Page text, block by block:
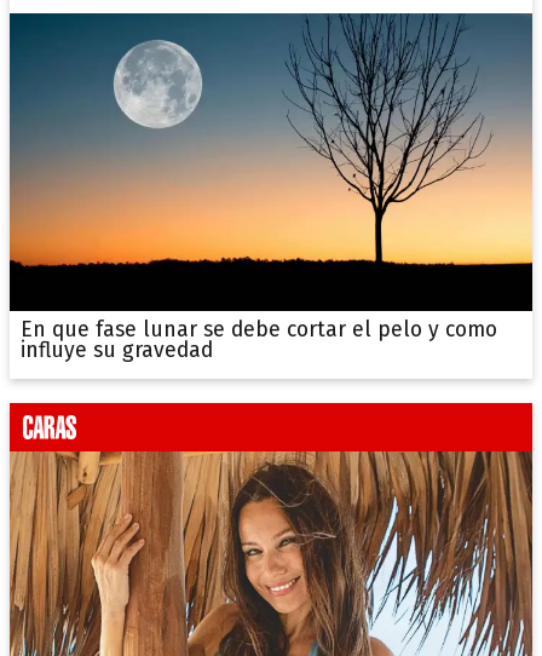
En que fase lunar se debe cortar el pelo y como
influye su gravedad